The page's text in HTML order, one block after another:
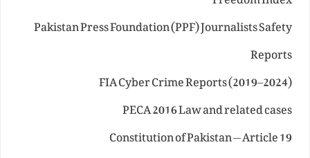
Pakistan Press Foundation (PPF) Journalists Safety
Reports
FIA Cyber Crime Reports (2019–2024)
PECA 2016 Law and related cases
Constitution of Pakistan — Article 19